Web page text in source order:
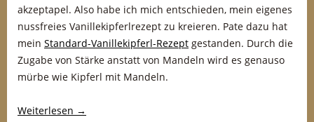
akzeptapel. Also habe ich mich entschieden, mein eigenes
nussfreies Vanillekipferlrezept zu kreieren. Pate dazu hat
mein Standard-Vanillekipferl-Rezept gestanden. Durch die
Zugabe von Stärke anstatt von Mandeln wird es genauso
mürbe wie Kipferl mit Mandeln.
Weiterlesen →